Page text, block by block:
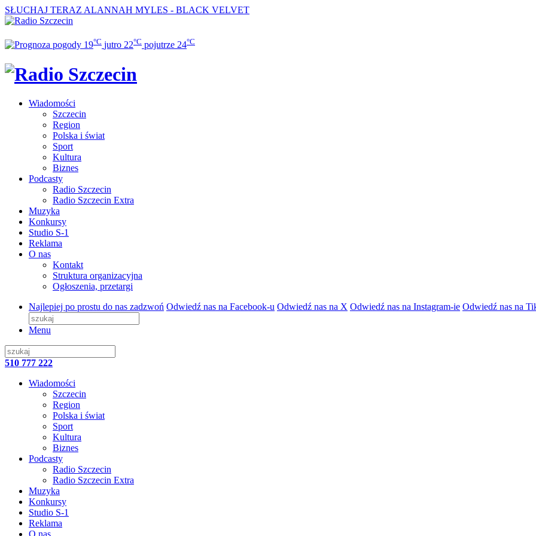
SŁUCHAJ TERAZ ALANNAH MYLES - BLACK VELVET
19°C jutro 22°C pojutrze 24°C
Wiadomości
Szczecin
Region
Polska i świat
Sport
Kultura
Biznes
Podcasty
Radio Szczecin
Radio Szczecin Extra
Muzyka
Konkursy
Studio S-1
Reklama
O nas
Kontakt
Struktura organizacyjna
Ogłoszenia, przetargi
Najlepiej po prostu do nas zadzwoń Odwiedź nas na Facebook-u Odwiedź nas na X Odwiedź nas na Instagram-ie Odwiedź nas na
Menu
510 777 222
Wiadomości
Szczecin
Region
Polska i świat
Sport
Kultura
Biznes
Podcasty
Radio Szczecin
Radio Szczecin Extra
Muzyka
Konkursy
Studio S-1
Reklama